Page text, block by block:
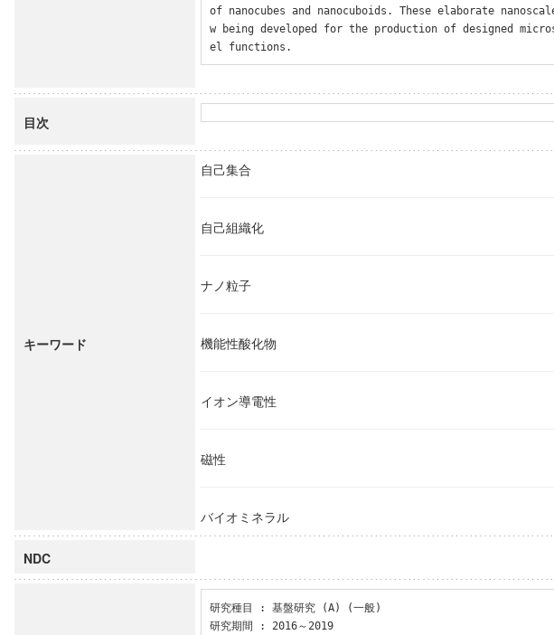
of nanocubes and nanocuboids. These elaborate
w being developed for the production of designed
el functions.
目次
キーワード
自己集合
自己組織化
ナノ粒子
機能性酸化物
イオン導電性
磁性
バイオミネラル
NDC
研究種目 : 基盤研究 (A) (一般)
研究期間 : 2016～2019